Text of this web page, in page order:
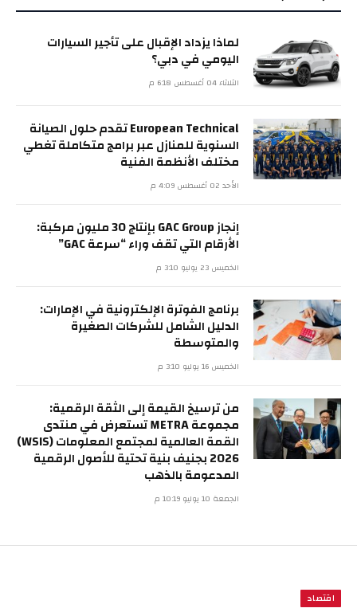
لماذا يزداد الإقبال على تأجير السيارات
اليومي في دبي؟
الثلاثاء 04 أغسطس 6:18 م
European Technical تقدم حلول الصيانة
السنوية للمنازل عبر برامج متكاملة تغطي
مختلف الأنظمة الفنية
الأحد 02 أغسطس 4:09 م
إنجاز GAC Group بإنتاج 30 مليون مركبة:
الأرقام التي تقف وراء “سرعة GAC”
الخميس 23 يوليو 3:10 م
برنامج الفوترة الإلكترونية في الإمارات:
الدليل الشامل للشركات الصغيرة
والمتوسطة
الخميس 16 يوليو 3:10 م
من ترسيخ القيمة إلى الثقة الرقمية:
مجموعة METRA تستعرض في منتدى
القمة العالمية لمجتمع المعلومات (WSIS)
2026 بجنيف بنية تحتية للأصول الرقمية
المدعومة بالذهب
الجمعة 10 يوليو 10:19 م
اقتصاد